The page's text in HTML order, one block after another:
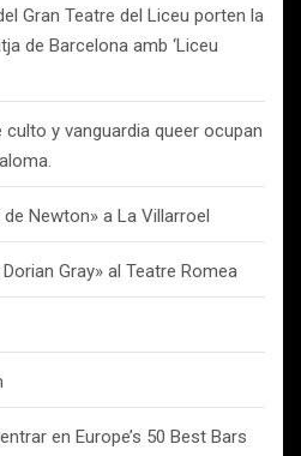
Gran Teatre del Liceu porten la
de Barcelona amb ‘Liceu
y vanguardia queer ocupan
Newton» a La Villarroel
Gray» al Teatre Romea
en Europe’s 50 Best Bars